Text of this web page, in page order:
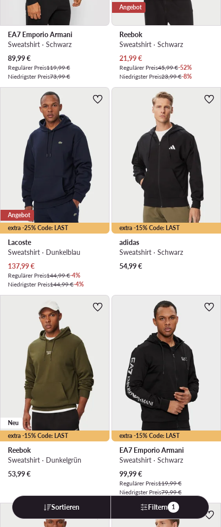
EA7 Emporio Armani
Sweatshirt · Schwarz
Aktueller Preis
89,99€
Regulärer Preis119,99 €
Niedrigster Preis73,99 €
Angebot
Reebok
Sweatshirt · Schwarz
Aktueller Preis
21,99€
Regulärer Preis45,99 €-52%
Niedrigster Preis23,99 €-8%
extra -25% Code: LAST
Angebot
Lacoste
Sweatshirt · Dunkelblau
Aktueller Preis
137,99€
Regulärer Preis144,99 €-4%
Niedrigster Preis144,99 €-4%
extra -15% Code: LAST
adidas
Sweatshirt · Schwarz
54,99€
extra -15% Code: LAST
Neu
Reebok
Sweatshirt · Dunkelgrün
53,99€
extra -15% Code: LAST
EA7 Emporio Armani
Sweatshirt · Schwarz
Aktueller Preis
99,99€
Regulärer Preis119,99 €
Niedrigster Preis79,99 €
Sortieren Filtern 1